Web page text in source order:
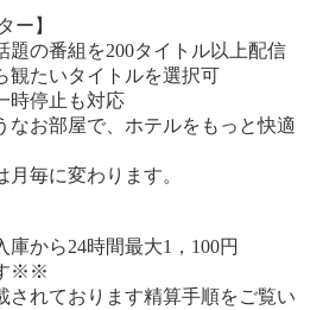
ー】
題の番組を200タイトル以上配信
観たいタイトルを選択可
時停止も対応
なお部屋で、ホテルをもっと快適
毎に変わります。
から24時間最大1，100円
※※
されております精算手順をご覧い